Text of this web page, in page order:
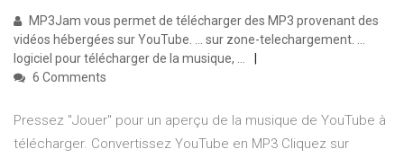
MP3Jam vous permet de télécharger des MP3 provenant des
vidéos hébergées sur YouTube. ... sur zone-telechargement. ...
logiciel pour télécharger de la musique, ...
6 Comments
Pressez "Jouer" pour un aperçu de la musique de YouTube à
télécharger. Convertissez YouTube en MP3 Cliquez sur